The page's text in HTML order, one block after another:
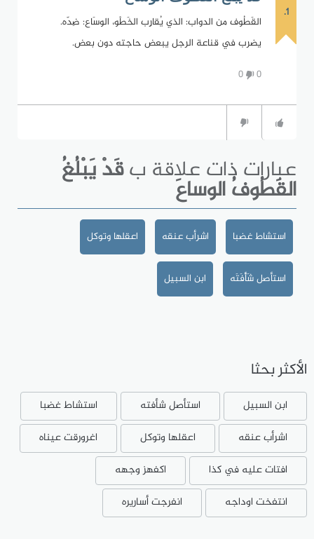
1.
القَطُوف من الدواب: الذي يُقارِب الخَطْو، الوسَاع: ضِدّه.
يضرب في قناعة الرجل يبعض حاجته دون بعض.
0
0
عبارات ذات علاقة بقَدْ يَبْلُغُ
القَطُوفُ الوساعَ
استشاط غضبا اشرأب عنقه اعقلها وتوكل
استأصل شَأْفَتَه ابن السبيل
الأكثر بحثا
ابن السبيل استأصل شأفته
استشاط غضبا
اشرأب عنقه
اعقلها وتوكل
اغرورقت عيناه
افتات عليه في كذا
اكفهز وجهه
انتفخت اوداجه
انفرجت أساريره